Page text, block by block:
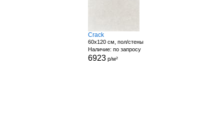
Crack
60x120 см, пол/стены
Наличие: по запросу
6923р/м²